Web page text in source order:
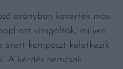
arányban keverték más
azt vizsgálták, milyen
érett komposzt keletkezik
A kérdés nemcsak